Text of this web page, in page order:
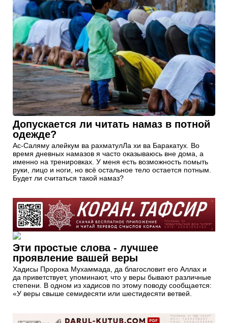
Допускается ли читать намаз в потной
одежде?
Ас-Саляму алейкум ва рахматулЛа хи ва Баракатух. Во
время дневных намазов я часто оказываюсь вне дома, а
именно на тренировках. У меня есть возможность помыть
руки, лицо и ноги, но всё остальное тело остается потным.
Будет ли считаться такой намаз?
Эти простые слова - лучшее
проявление вашей веры
Хадисы Пророка Мухаммада, да благословит его Аллах и
да приветствует, упоминают, что у веры бывают различные
степени. В одном из хадисов по этому поводу сообщается:
«У веры свыше семидесяти или шестидесяти ветвей.